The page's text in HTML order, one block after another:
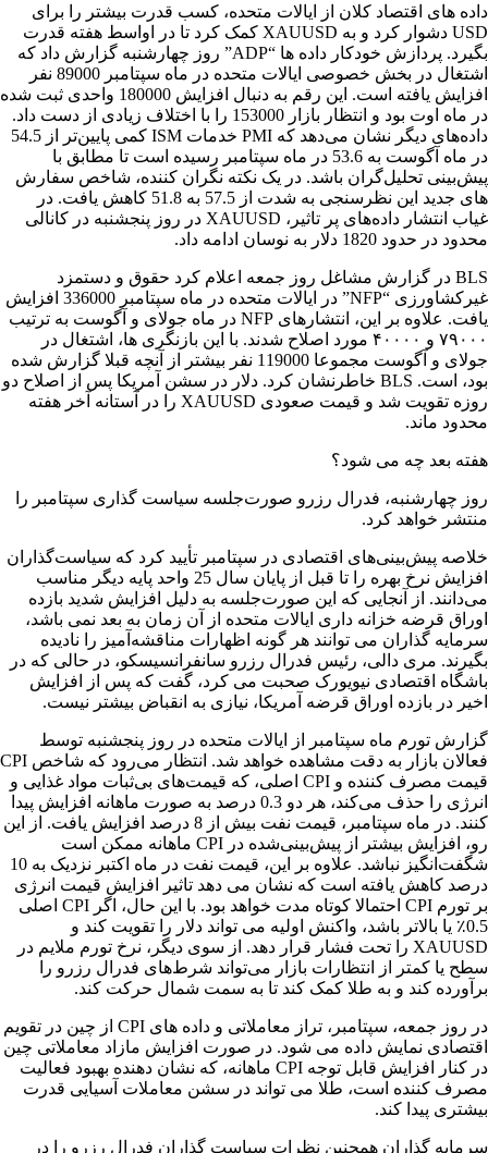
داده های اقتصاد کلان از ایالات متحده، کسب قدرت بیشتر را برای
USD دشوار کرد و به XAUUSD کمک کرد تا در اواسط هفته قدرت
بگیرد. پردازش خودکار داده ها “ADP” روز چهارشنبه گزارش داد که
اشتغال در بخش خصوصی ایالات متحده در ماه سپتامبر 89000 نفر
افزایش یافته است. این رقم به دنبال افزایش 180000 واحدی ثبت شده
در ماه اوت بود و انتظار بازار 153000 را با اختلاف زیادی از دست داد.
داده‌های دیگر نشان می‌دهد که PMI خدمات ISM کمی پایین‌تر از 54.5
در ماه آگوست به 53.6 در ماه سپتامبر رسیده است تا مطابق با
پیش‌بینی تحلیل‌گران باشد. در یک نکته نگران کننده، شاخص سفارش
های جدید این نظرسنجی به شدت از 57.5 به 51.8 کاهش یافت. در
غیاب انتشار داده‌های پر تاثیر، XAUUSD در روز پنجشنبه در کانالی
محدود در حدود 1820 دلار به نوسان ادامه داد.
BLS در گزارش مشاغل روز جمعه اعلام کرد حقوق و دستمزد
غیرکشاورزی “NFP” در ایالات متحده در ماه سپتامبر 336000 افزایش
یافت. علاوه بر این، انتشار‌های NFP در ماه جولای و آگوست به ترتیب
۷۹۰۰۰ و ۴۰۰۰۰ مورد اصلاح شدند. با این بازنگری ها، اشتغال در
جولای و آگوست مجموعا 119000 نفر بیشتر از آنچه قبلا گزارش شده
بود، است. BLS خاطرنشان کرد. دلار در سشن آمریکا پس از اصلاح دو
روزه تقویت شد و قیمت صعودی XAUUSD را در آستانه آخر هفته
محدود ماند.
هفته بعد چه می شود؟
روز چهارشنبه، فدرال رزرو صورت‌جلسه سیاست گذاری سپتامبر را
منتشر خواهد کرد.
خلاصه پیش‌بینی‌های اقتصادی در سپتامبر تأیید کرد که سیاست‌گذاران
افزایش نرخ بهره را تا قبل از پایان سال 25 واحد پایه دیگر مناسب
می‌دانند. از آنجایی که این صورت‌جلسه به دلیل افزایش شدید بازده
اوراق قرضه خزانه داری ایالات متحده از آن زمان به بعد نمی باشد،
سرمایه گذاران می توانند هر گونه اظهارات مناقشه‌آمیز را نادیده
بگیرند. مری دالی، رئیس فدرال رزرو سانفرانسیسکو، در حالی که در
باشگاه اقتصادی نیویورک صحبت می کرد، گفت که پس از افزایش
اخیر در بازده اوراق قرضه آمریکا، نیازی به انقباض بیشتر نیست.
گزارش تورم ماه سپتامبر از ایالات متحده در روز پنجشنبه توسط
فعالان بازار به دقت مشاهده خواهد شد. انتظار می‌رود که شاخص CPI
قیمت مصرف کننده و CPI اصلی، که قیمت‌های بی‌ثبات مواد غذایی و
انرژی را حذف می‌کند، هر دو 0.3 درصد به صورت ماهانه افزایش پیدا
کنند. در ماه سپتامبر، قیمت نفت بیش از 8 درصد افزایش یافت. از این
رو، افزایش بیشتر از پیش‌بینی‌شده در CPI ماهانه ممکن است
شگفت‌انگیز نباشد. علاوه بر این، قیمت نفت در ماه اکتبر نزدیک به 10
درصد کاهش یافته است که نشان می دهد تاثیر افزایش قیمت انرژی
بر تورم CPI احتمالا کوتاه مدت خواهد بود. با این حال، اگر CPI اصلی
0.5٪ یا بالاتر باشد، واکنش اولیه می تواند دلار را تقویت کند و
XAUUSD را تحت فشار قرار دهد. از سوی دیگر، نرخ تورم ملایم در
سطح یا کمتر از انتظارات بازار می‌تواند شرط‌های فدرال رزرو را
برآورده کند و به طلا کمک کند تا به سمت شمال حرکت کند.
در روز جمعه، سپتامبر، تراز معاملاتی و داده های CPI از چین در تقویم
اقتصادی نمایش داده می شود. در صورت افزایش مازاد معاملاتی چین
در کنار افزایش قابل توجه CPI ماهانه، که نشان دهنده بهبود فعالیت
مصرف کننده است، طلا می تواند در سشن معاملات آسیایی قدرت
بیشتری پیدا کند.
سرمایه گذاران همچنین نظرات سیاست گذاران فدرال رزرو را در